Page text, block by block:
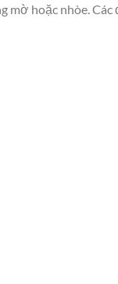
mờ hoặc nhòe.